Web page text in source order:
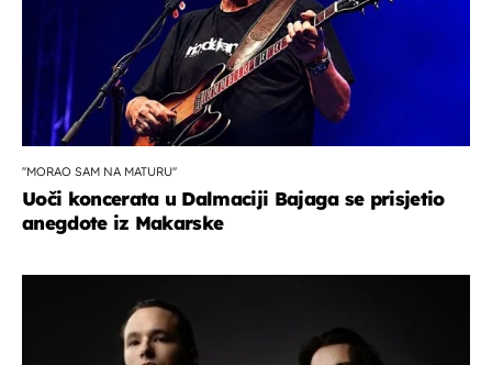
''MORAO SAM NA MATURU''
Uoči koncerata u Dalmaciji Bajaga se prisjetio
anegdote iz Makarske